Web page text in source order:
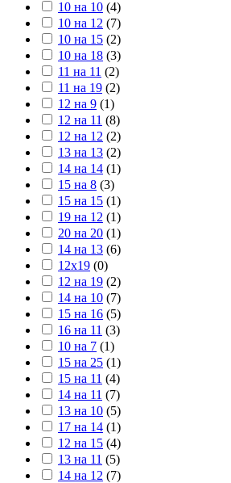
10 на 10 (4)
10 на 12 (7)
10 на 15 (2)
10 на 18 (3)
11 на 11 (2)
11 на 19 (2)
12 на 9 (1)
12 на 11 (8)
12 на 12 (2)
13 на 13 (2)
14 на 14 (1)
15 на 8 (3)
15 на 15 (1)
19 на 12 (1)
20 на 20 (1)
14 на 13 (6)
12х19 (0)
12 на 19 (2)
14 на 10 (7)
15 на 16 (5)
16 на 11 (3)
10 на 7 (1)
15 на 25 (1)
15 на 11 (4)
14 на 11 (7)
13 на 10 (5)
17 на 14 (1)
12 на 15 (4)
13 на 11 (5)
14 на 12 (7)